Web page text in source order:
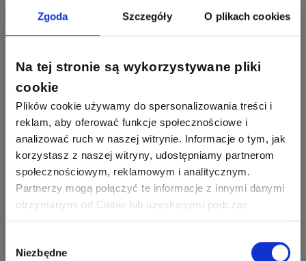
Zgoda Szczegóły O plikach cookies
Na tej stronie są wykorzystywane pliki
cookie
Plików cookie używamy do spersonalizowania treści i
reklam, aby oferować funkcje społecznościowe i
analizować ruch w naszej witrynie. Informacje o tym, jak
korzystasz z naszej witryny, udostępniamy partnerom
społecznościowym, reklamowym i analitycznym.
Partnerzy mogą połączyć te informacje z innymi danymi
otrzymanymi od Ciebie lub uzyskanymi podczas
korzystania z ich usług. Dzięki Twojej zgodzie możemy
preferencji.
zgody
Niezbędne
Od strony technicznej nie bardzo, te
urządzenia do
zabezpieczenia fotowoltaikipo prostu muszą być
wszystkim życie użytkowników instalacji PV.
Staramy się jednak ułatwiać instalatorom życie
i udostępniamy im darmową aplikację w formacie
EXCEL-a do doboru powyższych wkładek topikowych.
Wystarczy wpisać w odpowiednie okienka aplikacji
takie dane techniczne jak:
Napięcie obwodu otwartego modułu PV - Uoc
Ilość modułów połączonych szeregowo